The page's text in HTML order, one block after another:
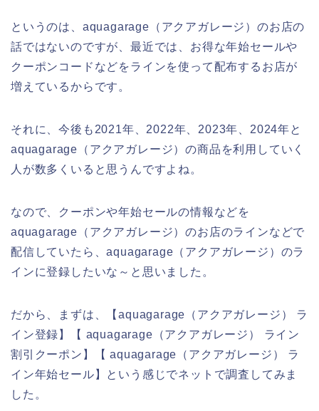
というのは、aquagarage（アクアガレージ）のお店の
話ではないのですが、最近では、お得な年始セールや
クーポンコードなどをラインを使って配布するお店が
増えているからです。
それに、今後も2021年、2022年、2023年、2024年と
aquagarage（アクアガレージ）の商品を利用していく
人が数多くいると思うんですよね。
なので、クーポンや年始セールの情報などを
aquagarage（アクアガレージ）のお店のラインなどで
配信していたら、aquagarage（アクアガレージ）のラ
インに登録したいな～と思いました。
だから、まずは、【aquagarage（アクアガレージ） ラ
イン登録】【 aquagarage（アクアガレージ） ライン
割引クーポン】【 aquagarage（アクアガレージ） ラ
イン年始セール】という感じでネットで調査してみま
した。